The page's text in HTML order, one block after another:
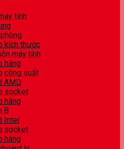
tính
kích thước
máy tính
hãng
công suất
AMD
socket
hãng
B
Intel
socket
hãng